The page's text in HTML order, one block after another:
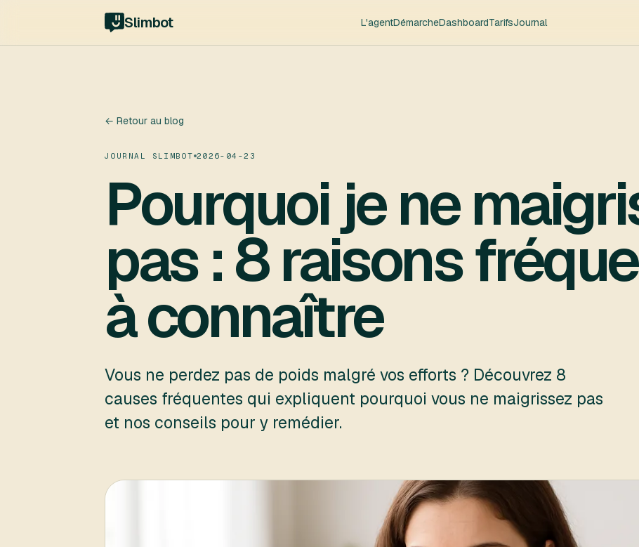
Slimbot L'agentDémarcheDashboardTarifsJournal
← Retour au blog
JOURNAL SLIMBOT 2026-04-23
Pourquoi je ne
pas : 8 raisons
à connaître
Vous ne perdez pas de poids malgré vos efforts ? Découvrez 8
causes fréquentes qui expliquent pourquoi vous ne maigrissez pas
et nos conseils pour y remédier.